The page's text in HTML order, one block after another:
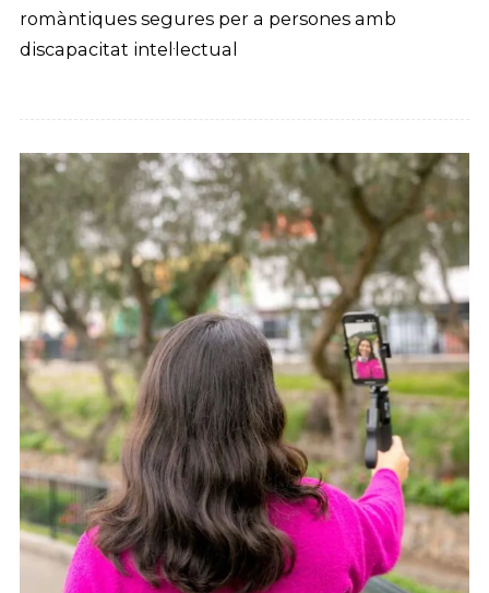
romàntiques segures per a persones amb
discapacitat intel·lectual